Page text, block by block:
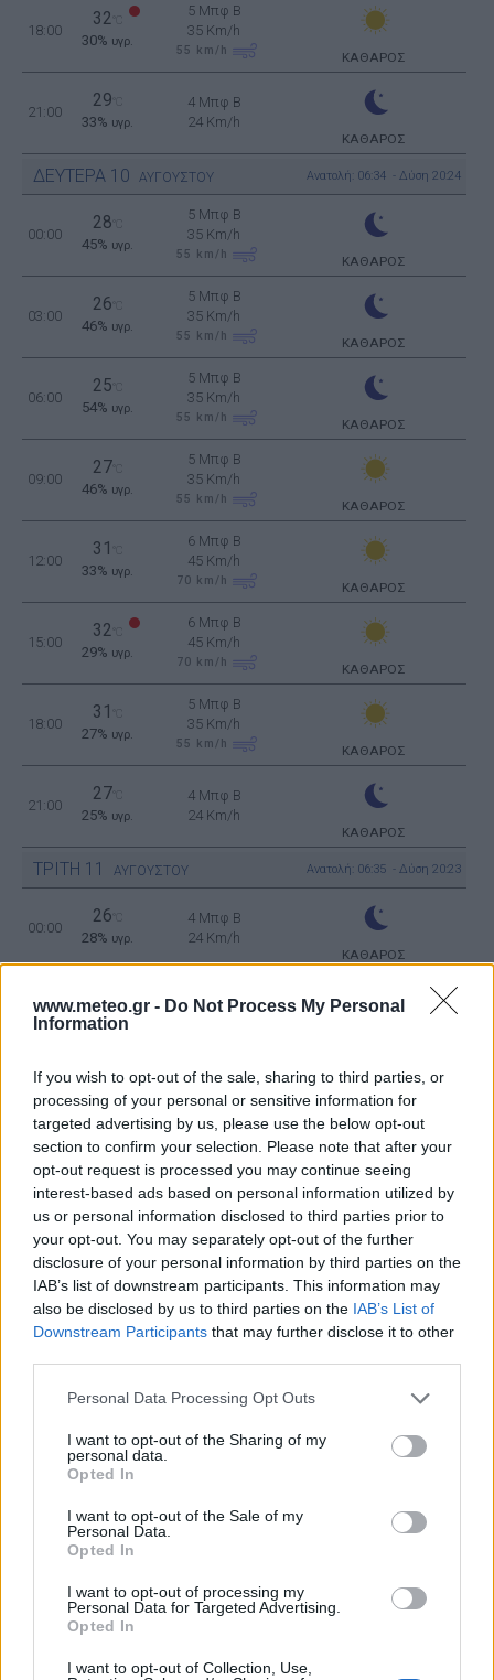
www.meteo.gr - Do Not Process My Personal
Information
If you wish to opt-out of the sale, sharing to third parties, or
processing of your personal or sensitive information for
targeted advertising by us, please use the below opt-out
section to confirm your selection. Please note that after your
opt-out request is processed you may continue seeing
interest-based ads based on personal information utilized by
us or personal information disclosed to third parties prior to
your opt-out. You may separately opt-out of the further
disclosure of your personal information by third parties on the
IAB’s list of downstream participants. This information may
also be disclosed by us to third parties on the IAB’s List of
Downstream Participants that may further disclose it to other
Personal Data Processing Opt Outs
I want to opt-out of the Sharing of my
personal data.
Opted In
I want to opt-out of the Sale of my
Personal Data.
Opted In
I want to opt-out of processing my
Personal Data for Targeted Advertising.
Opted In
I want to opt-out of Collection, Use,
18:00
32
30% υγρ.
5 Μπφ B
35 Km/h
55 km/h ΚΑΘΑΡΟΣ
21:00
29
33% υγρ.
4 Μπφ B
24 Km/h
ΚΑΘΑΡΟΣ
ΔΕΥΤΕΡΑ 10 ΑΥΓΟΥΣΤΟΥ Ανατολή: 06:34 - Δύση 20:24
00:00
28
45% υγρ.
5 Μπφ B
35 Km/h
55 km/h ΚΑΘΑΡΟΣ
03:00
26
46% υγρ.
5 Μπφ B
35 Km/h
55 km/h ΚΑΘΑΡΟΣ
06:00
25
54% υγρ.
5 Μπφ B
35 Km/h
55 km/h ΚΑΘΑΡΟΣ
09:00
27
46% υγρ.
5 Μπφ B
35 Km/h
55 km/h ΚΑΘΑΡΟΣ
12:00
31
33% υγρ.
6 Μπφ B
45 Km/h
70 km/h ΚΑΘΑΡΟΣ
15:00
32
29% υγρ.
6 Μπφ B
45 Km/h
70 km/h ΚΑΘΑΡΟΣ
18:00
31
27% υγρ.
5 Μπφ B
35 Km/h
55 km/h ΚΑΘΑΡΟΣ
21:00
27
25% υγρ.
4 Μπφ B
24 Km/h
ΚΑΘΑΡΟΣ
ΤΡΙΤΗ 11 ΑΥΓΟΥΣΤΟΥ Ανατολή: 06:35 - Δύση 20:23
00:00
26
28% υγρ.
4 Μπφ B
24 Km/h
ΚΑΘΑΡΟΣ
03:00
24°C
38%υγρ.
4 Μπφ B
06:00
23
51%υγρ.
24 Km/h
ΚΑΘΑΡΟΣ
09:00
25
45%υγρ.
5 Μπφ B
35 Km/h
55km/h ΚΑΘΑΡΟΣ
12:00
30 °C
23%υγρ.
35 Km/h
55 km/h ΚΑΘΑΡΟΣ
32°C
55km/h
30 °C
13%υγρ.
5 Μπφ B
26°C
20%υγρ.
ΤΕΤΑΡΤΗ12 ΑΥΓΟΥΣΤΟΥ Ανατολή: 06:36 - Δύση 20:22
20%υγρ.
24 Km/h